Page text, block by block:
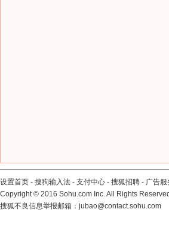
设置首页 - 搜狗输入法 - 支付中心 - 搜狐招聘 - 广告服
Copyright© 2016 Sohu.com Inc. All Rights
搜狐不良信息举报邮箱： jubao@contact.sohu.com